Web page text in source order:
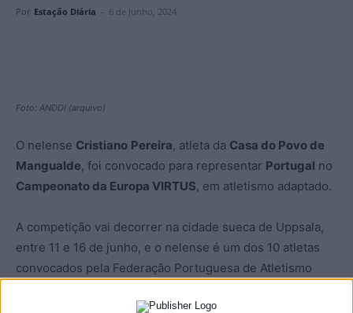
Por Estação Diária - 6 de Junho, 2024
Foto: ANDDI (arquivo)
O nelense Cristiano Pereira, atleta da Casa do Povo de
Mangualde, foi convocado para representar Portugal no
Campeonato da Europa VIRTUS, em atletismo adaptado.
A competição vai decorrer na cidade sueca de Uppsala,
entre 11 e 16 de junho, e o nelense é um dos 10 atletas
convocados pela Federação Portuguesa de Atletismo